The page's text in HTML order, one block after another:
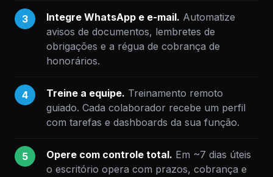
3 Integre WhatsApp e e-mail. Automatize
avisos de documentos, lembretes de
obrigações e a régua de cobrança de
honorários.
4 Treine a equipe. Treinamento remoto
guiado. Cada colaborador recebe um perfil
com tarefas e dashboards da sua função.
5 Opere com controle total. Em ~7 dias úteis
o escritório opera com prazos, cobrança e